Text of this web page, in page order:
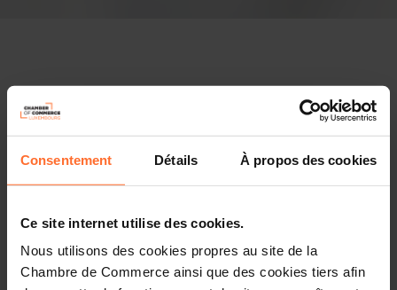
Consentement Détails À propos des cookies
Ce site internet utilise des cookies.
Nous utilisons des cookies propres au site de la
Chambre de Commerce ainsi que des cookies tiers afin
Avis & législation
Partager cet article
Projet de règlement grand-ducal modifiant le règlement
grand-ducal modifié du 23 décembre 2013 portant